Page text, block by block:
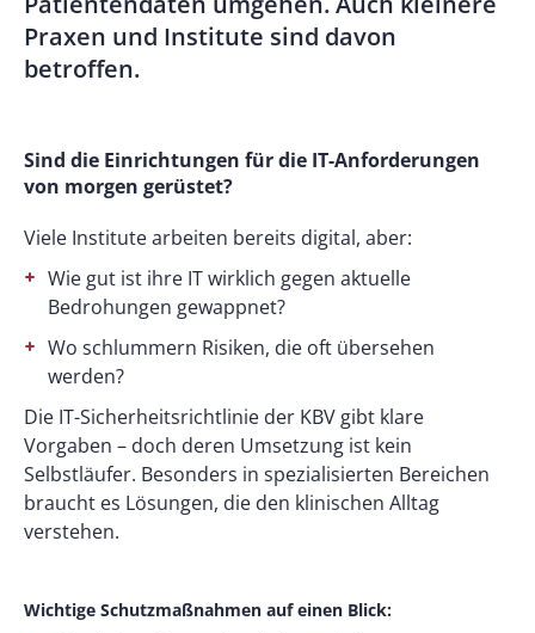
Praxen und Institute sind davon
betroffen.
Sind die Einrichtungen für die IT-Anforderungen
von morgen gerüstet?
Viele Institute arbeiten bereits digital, aber:
Wie gut ist ihre IT wirklich gegen aktuelle
Bedrohungen gewappnet?
Wo schlummern Risiken, die oft übersehen
werden?
Die IT-Sicherheitsrichtlinie der KBV gibt klare
Vorgaben – doch deren Umsetzung ist kein
Selbstläufer. Besonders in spezialisierten Bereichen
braucht es Lösungen, die den klinischen Alltag
verstehen.
Wichtige Schutzmaßnahmen auf einen Blick: